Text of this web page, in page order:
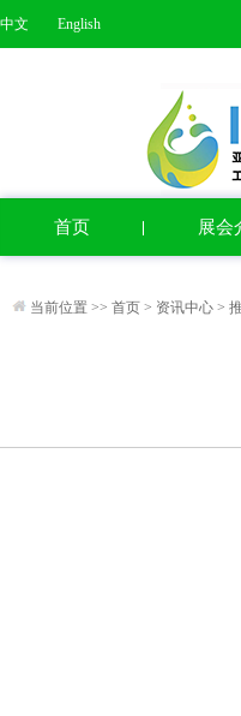
中文 English
首页 展会
当前位置 >> 首页 > 资讯中心 >